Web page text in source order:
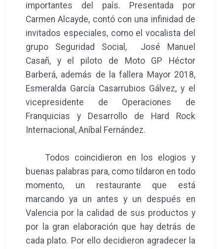
importantes del país. Presentada por
Carmen Alcayde, contó con una infinidad de
invitados especiales, como el vocalista del
grupo Seguridad Social, José Manuel
Casañ, y el piloto de Moto GP Héctor
Barberá, además de la fallera Mayor 2018,
Esmeralda García Casarrubios Gálvez, y el
vicepresidente de Operaciones de
Franquicias y Desarrollo de Hard Rock
Internacional, Aníbal Fernández.
Todos coincidieron en los elogios y
buenas palabras para, como tildaron en todo
momento, un restaurante que está
marcando ya un antes y un después en
Valencia por la calidad de sus productos y
por la gran elaboración que hay detrás de
cada plato. Por ello decidieron agradecer la